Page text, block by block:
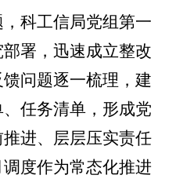
科工信局党组第一
署，迅速成立整改
问题逐一梳理，建
任务清单，形成党
进、层层压实责任
度作为常态化推进